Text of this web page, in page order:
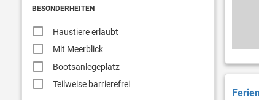
BESONDERHEITEN
Haustiere erlaubt
Mit Meerblick
Bootsanlegeplatz
Teilweise barrierefrei